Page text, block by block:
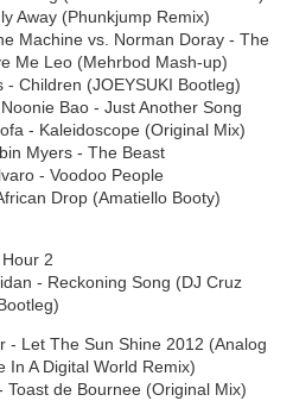
Away (Phunkjump Remix)
Machine vs. Norman Doray - The
Me Leo (Mehrbod Mash-up)
- Children (JOEYSUKI Bootleg)
Bao - Just Another Song
- Kaleidoscope (Original Mix)
Myers - The Beast
- Voodoo People
Drop (Amatiello Booty)
Hour 2
- Reckoning Song (DJ Cruz
- Let The Sun Shine 2012 (Analog
In A Digital World Remix)
Toast de Bournee (Original Mix)